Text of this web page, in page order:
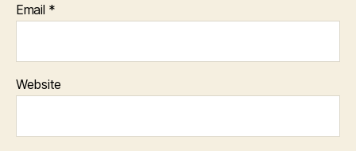
Email *
Website